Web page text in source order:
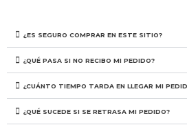
¿ES SEGURO COMPRAR EN ESTE SITIO?
¿QUÉ PASA SI NO RECIBO MI PEDIDO?
¿CUÁNTO TIEMPO TARDA EN LLEGAR MI
¿QUÉ SUCEDE SI SE RETRASA MI PEDIDO?